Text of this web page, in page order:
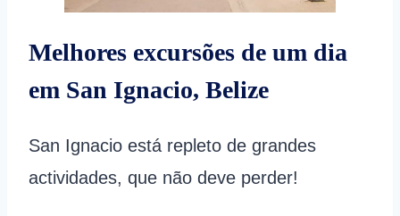
Melhores excursões de um dia
em San Ignacio, Belize
San Ignacio está repleto de grandes
actividades, que não deve perder!